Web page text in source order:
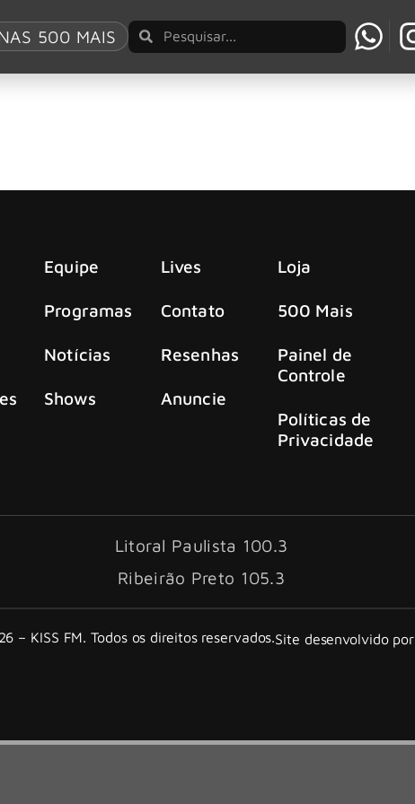
500 MAIS
Look Easy”
Equipe
Programas
Notícias
Shows
Lives
Contato
Resenhas
Anuncie
Loja
500 Mais
Painel de
Controle
Políticas de
Privacidade
Litoral Paulista 100.3
Ribeirão Preto 105.3
– KISS FM. Todos os direitos reservados.Site desenvolvido por